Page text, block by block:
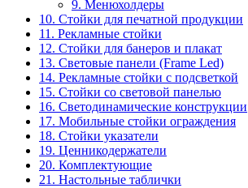
9. Менюхолдеры
10. Стойки для печатной продукции
11. Рекламные стойки
12. Стойки для банеров и плакат
13. Световые панели (Frame Led)
14. Рекламные стойки с подсветкой
15. Стойки со световой панелью
16. Светодинамические конструкции
17. Мобильные стойки ограждения
18. Стойки указатели
19. Ценникодержатели
20. Комплектующие
21. Настольные таблички